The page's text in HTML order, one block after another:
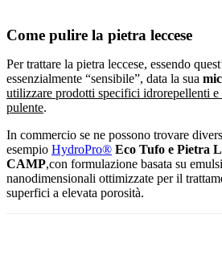
Come pulire la pietra leccese
Per trattare la pietra leccese, essendo
essenzialmente “sensibile”, data la sua
utilizzare prodotti specifici idrorepellenti
pulente.
In commercio se ne possono trovare
esempio HydroPro® Eco Tufo e Pietra
CAMP,con formulazione basata su
nanodimensionali ottimizzate per il
superfici a elevata porosità.